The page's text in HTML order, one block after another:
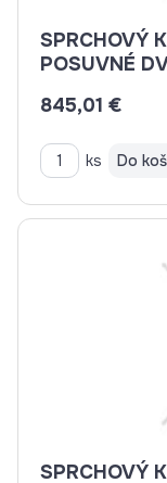
SPRCHOVÝ
POSUVNÉ
845,01 €
ks Do
SPRCHOVÝ